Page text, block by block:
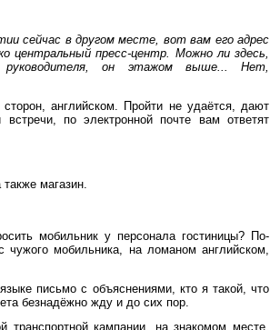
сейчас в другом месте, вот вам его адрес
пресс-центр. Можно ли здесь,
он этажом выше... Нет,
английском. Пройти не удаётся, дают
по электронной почте вам ответят
магазин.
мобильник у персонала гостиницы? По-
мобильника, на ломаном английском,
письмо с объяснениями, кто я такой, что
безнадёжно жду и до сих пор.
кампании, на знакомом месте.